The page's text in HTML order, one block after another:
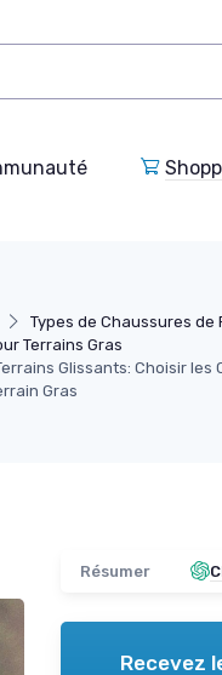
Types de Chaussures de
Terrains Gras
Glissants: Choisir
Gras
Résumer
Recevez